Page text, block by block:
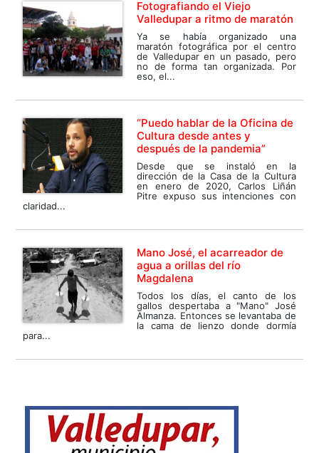
Fotografiando el Viejo
Valledupar a ritmo de maratón
Ya se había organizado una
maratón fotográfica por el centro
de Valledupar en un pasado, pero
no de forma tan organizada. Por
eso, el...
“Puedo hablar de la Oficina de
Cultura desde antes y
después de la pandemia”
Desde que se instaló en la
dirección de la Casa de la Cultura
en enero de 2020, Carlos Liñán
Pitre expuso sus intenciones con
claridad...
Mano José, el acarreador de
agua a orillas del río
Magdalena
Todos los días, el canto de los
gallos despertaba a "Mano" José
Almanza. Entonces se levantaba de
la cama de lienzo donde dormía
para...